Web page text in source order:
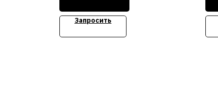
Стоимость уточняйте
Запросить
PS